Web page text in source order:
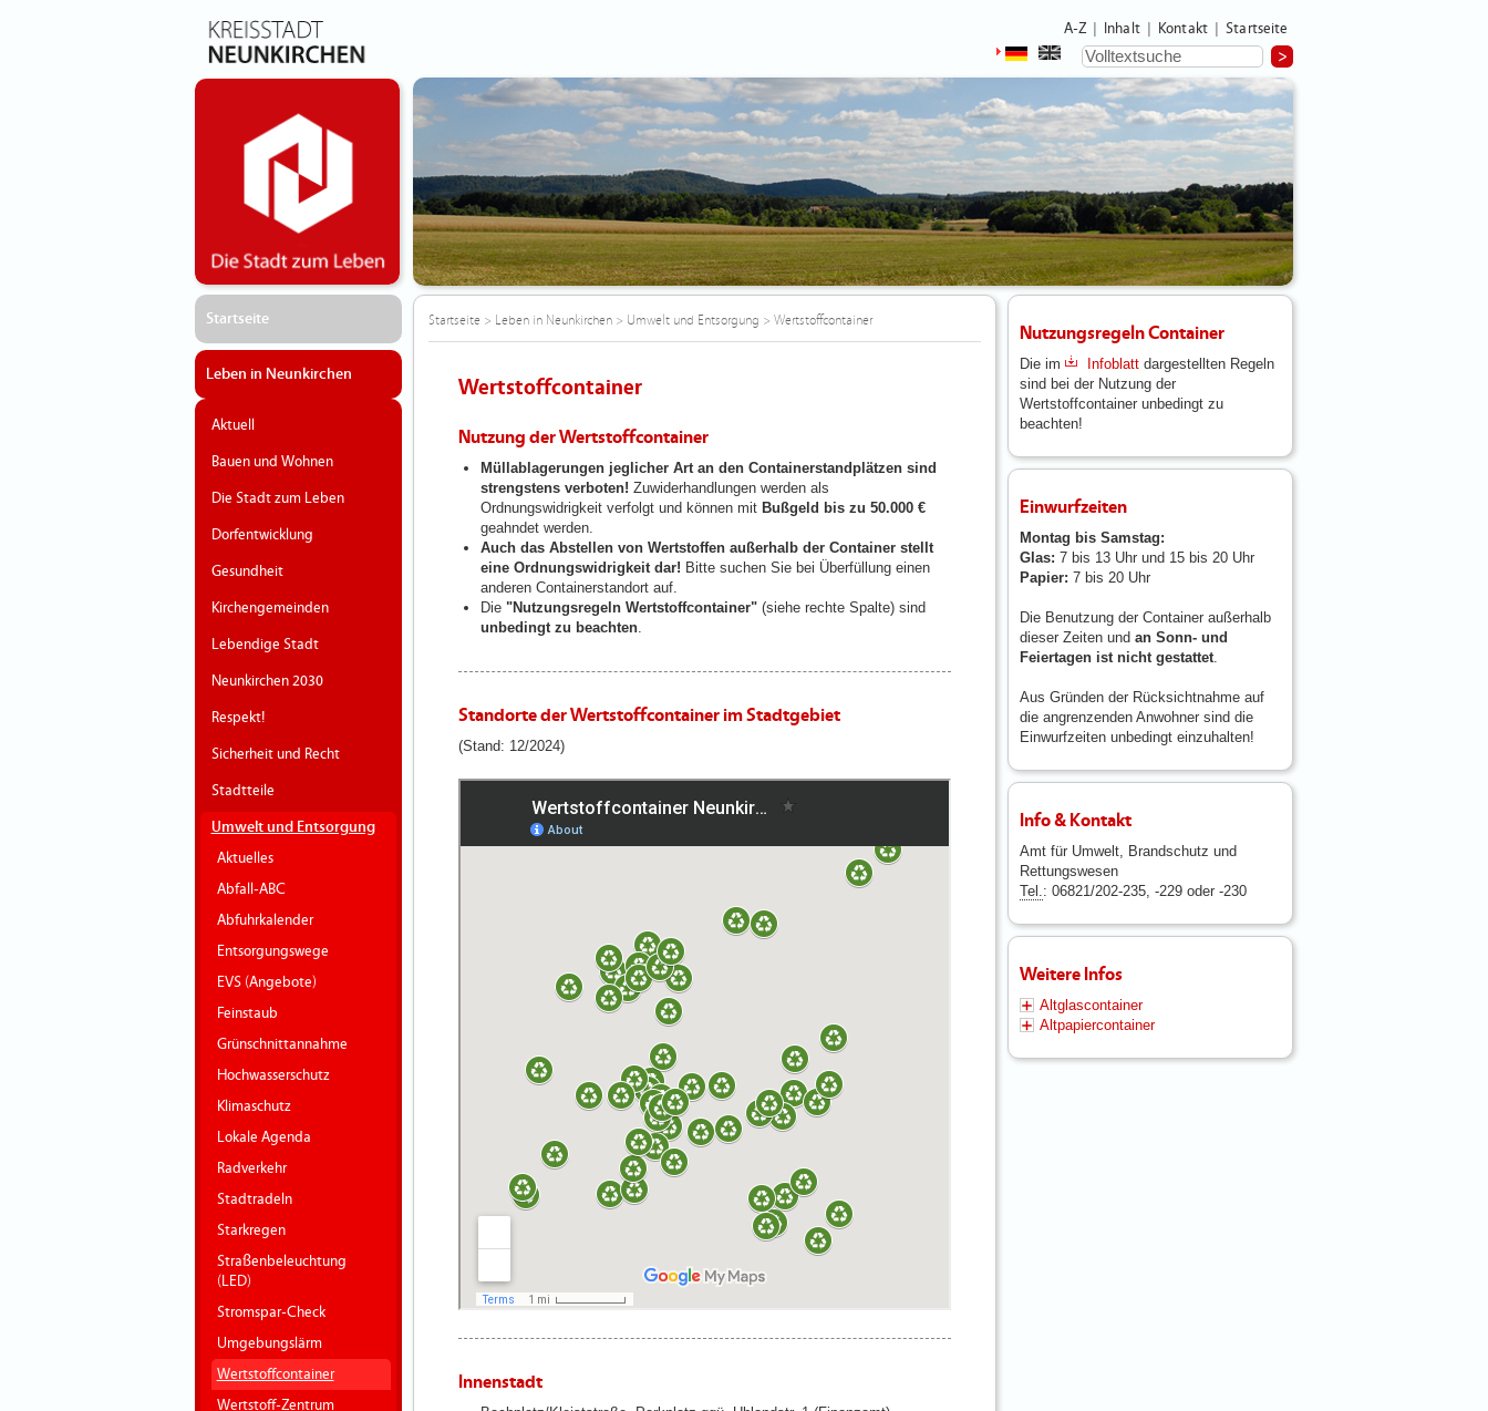
A-Z Inhalt Kontakt Startseite
Startseite
Leben in Neunkirchen
Aktuell
Bauen und Wohnen
Die Stadt zum Leben
Dorfentwicklung
Gesundheit
Kirchengemeinden
Lebendige Stadt
Neunkirchen 2030
Respekt!
Sicherheit und Recht
Stadtteile
Umwelt und Entsorgung
Aktuelles
Abfall-ABC
Abfuhrkalender
Entsorgungswege
EVS (Angebote)
Feinstaub
Grünschnittannahme
Hochwasserschutz
Klimaschutz
Lokale Agenda
Radverkehr
Stadtradeln
Starkregen
Straßenbeleuchtung
(LED)
Stromspar-Check
Umgebungslärm
Wertstoffcontainer
Wertstoff-Zentrum
Startseite> Leben in Neunkirchen> Umwelt und Entsorgung > Wertstoffcontainer
Wertstoffcontainer
Nutzung der Wertstoffcontainer
Müllablagerungen jeglicher Art an den Containerstandplätzen sind
strengstens verboten! Zuwiderhandlungen werden als
Ordnungswidrigkeit verfolgt und können mitBußgeld bis zu 50.000 €
geahndet werden.
Auch das Abstellen von Wertstoffen außerhalb der Container stellt
eine Ordnungswidrigkeit dar! Bitte suchen Sie bei Überfüllung einen
anderen Containerstandort auf.
Die "Nutzungsregeln Wertstoffcontainer"(siehe rechte Spalte) sind
unbedingt zu beachten.
Standorte der Wertstoffcontainer im Stadtgebiet
(Stand: 12/2024)
Innenstadt
Nutzungsregeln Container
Die im Infoblatt dargestellten Regeln
sind bei der Nutzung der
Wertstoffcontainer unbedingt zu
beachten!
Einwurfzeiten
Montag bis Samstag:
Glas: 7 bis 13 Uhr und 15 bis 20 Uhr
Papier: 7 bis 20 Uhr
Die Benutzung der Container außerhalb
dieser Zeiten und an Sonn- und
Feiertagen ist nicht gestattet.
Aus Gründen der Rücksichtnahme auf
die angrenzenden Anwohner sind die
Einwurfzeiten unbedingt einzuhalten!
Info & Kontakt
Amt für Umwelt, Brandschutz und
Rettungswesen
Tel.: 06821/202-235, -229 oder -230
Weitere Infos
Altglascontainer
Altpapiercontainer